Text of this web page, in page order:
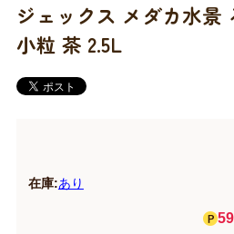
ジェックス メダカ水景
小粒 茶 2.5L
在庫:あり